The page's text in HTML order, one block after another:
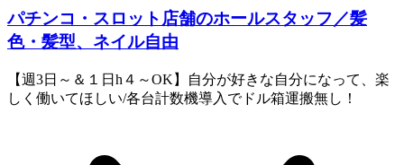
パチンコ・スロット店舗のホールスタッフ／髪
色・髪型、ネイル自由
【週3日～＆１日h４～OK】自分が好きな自分になって、楽
しく働いてほしい/各台計数機導入でドル箱運搬無し！